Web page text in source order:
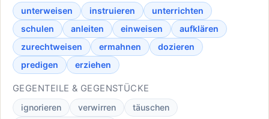
unterweisen instruieren
unterrichten
schulen
anleiten einweisen
aufklären
zurechtweisen
ermahnen
dozieren
predigen
erziehen
GEGENTEILE & GEGENSTÜCKE
ignorieren verwirren
täuschen